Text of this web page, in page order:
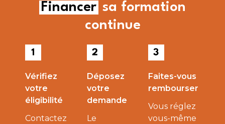
Financer sa formation
continue
Vérifiez
votre
éligibilité
Contactez
Déposez
votre
demande
Le
Faites-vous
rembourser
Vous réglez
vous-même